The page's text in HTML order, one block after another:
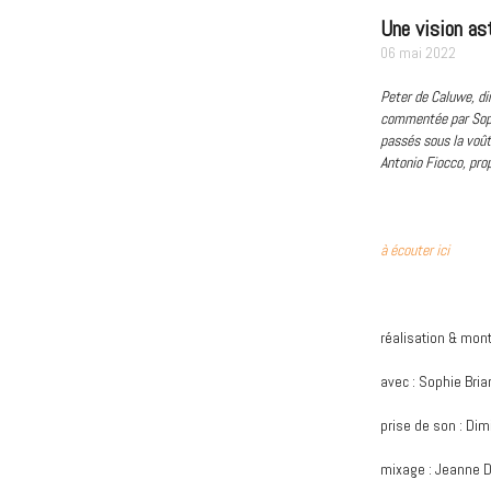
Une vision
06 mai 2022
Peter de Caluwe,
commentée par
passés sous la
Antonio Fiocco,
à écouter ici
réalisation &
avec : Sophie
prise de son :
mixage : Jeanne